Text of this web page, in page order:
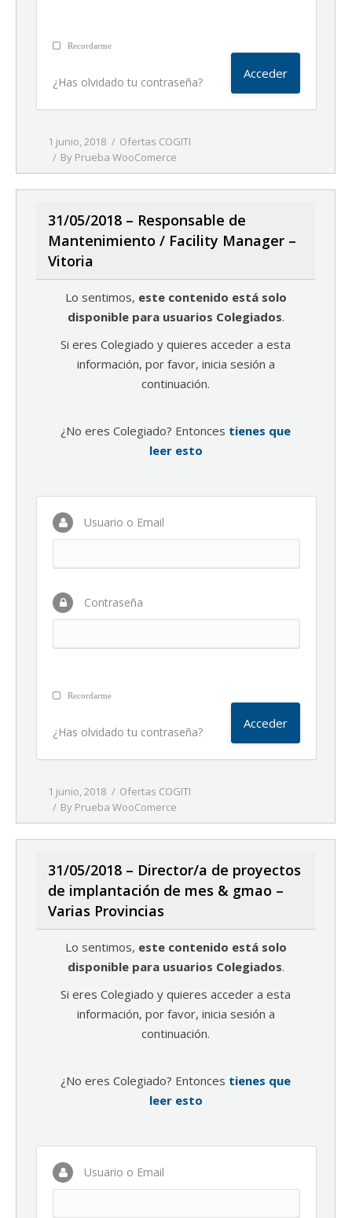
Recordarme
¿Has olvidado tu contraseña?
1 junio, 2018
Ofertas COGITI
By Prueba WooComerce
31/05/2018 – Responsable de
Mantenimiento / Facility Manager –
Vitoria
Lo sentimos, este contenido está solo
disponible para usuarios Colegiados.
Si eres Colegiado y quieres acceder a esta
información, por favor, inicia sesión a
continuación.
¿No eres Colegiado? Entonces tienes que
leer esto
Usuario o Email
Contraseña
Recordarme
¿Has olvidado tu contraseña?
1 junio, 2018
Ofertas COGITI
By Prueba WooComerce
31/05/2018 – Director/a de proyectos
de implantación de mes & gmao –
Varias Provincias
Lo sentimos, este contenido está solo
disponible para usuarios Colegiados.
Si eres Colegiado y quieres acceder a esta
información, por favor, inicia sesión a
continuación.
¿No eres Colegiado? Entonces tienes que
leer esto
Usuario o Email